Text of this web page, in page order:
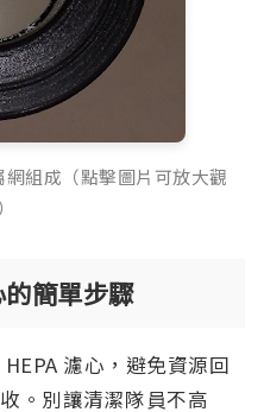
組成（點擊圖片可放大觀
的簡單步驟
濾心，避免資源回
。別讓清潔隊員不高